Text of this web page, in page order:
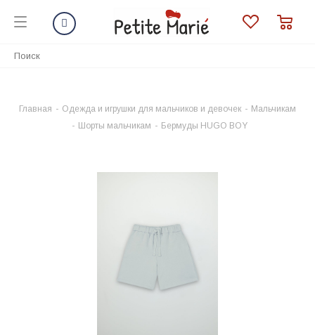
Главная - Одежда и игрушки для мальчиков и девочек - Мальчикам
- Шорты мальчикам - Бермуды HUGO BOY